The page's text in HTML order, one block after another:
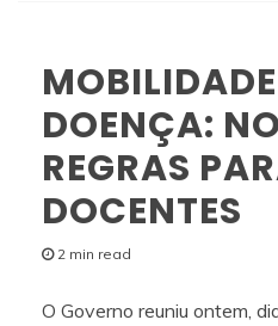
DOENÇA:
REGRAS
DOCENTES
2 min read
O Governo reuniu ontem,